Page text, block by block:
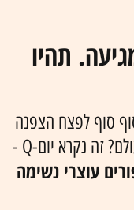
תהיו
סוף לפצח הצפנה
ולפרוץ אל הסודות השמורים ביותר בעולם? זה נקרא יום-Q -
עוצרי נשימה